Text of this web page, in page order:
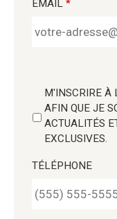
EMAIL *
M'INSCRIRE À
AFIN QUE JE
ACTUALITÉS
EXCLUSIVES.
TÉLÉPHONE